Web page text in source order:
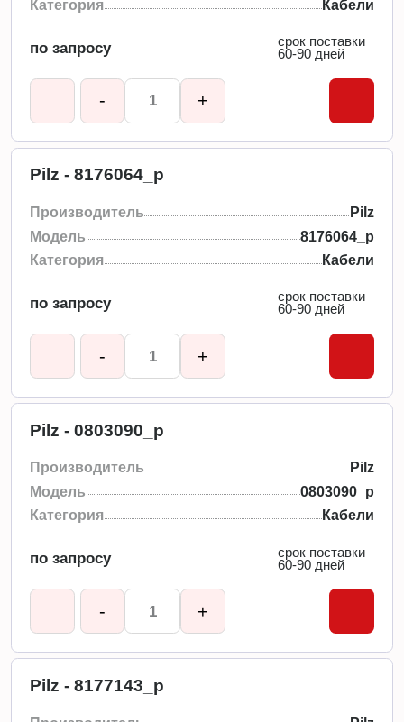
Категория Кабели
по запросу
срок поставки
60-90 дней
- +
Pilz - 8176064_p
Производитель
Pilz
Модель
8176064_p
Категория
Кабели
по запросу
срок поставки
60-90 дней
- +
Pilz - 0803090_p
Производитель
Pilz
Модель
0803090_p
Категория
Кабели
по запросу
срок поставки
60-90 дней
- +
Pilz - 8177143_p